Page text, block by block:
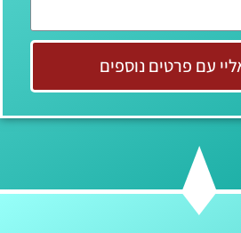
עם פרטים נוספים